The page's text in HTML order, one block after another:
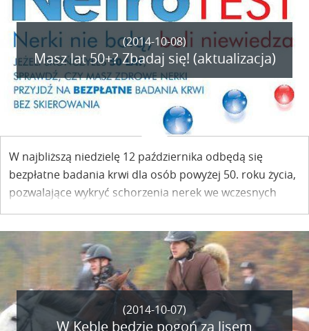
(2014-10-08)
Masz lat 50+? Zbadaj się! (aktualizacja)
W najbliższą niedzielę 12 października odbędą się
bezpłatne badania krwi dla osób powyżej 50. roku życia,
pozwalające wykryć schorzenia nerek we wczesnych
stadiach. Dziś ostatni dzień rejestracji!
(2014-10-07)
W Kęble będzie pogoń za lisem